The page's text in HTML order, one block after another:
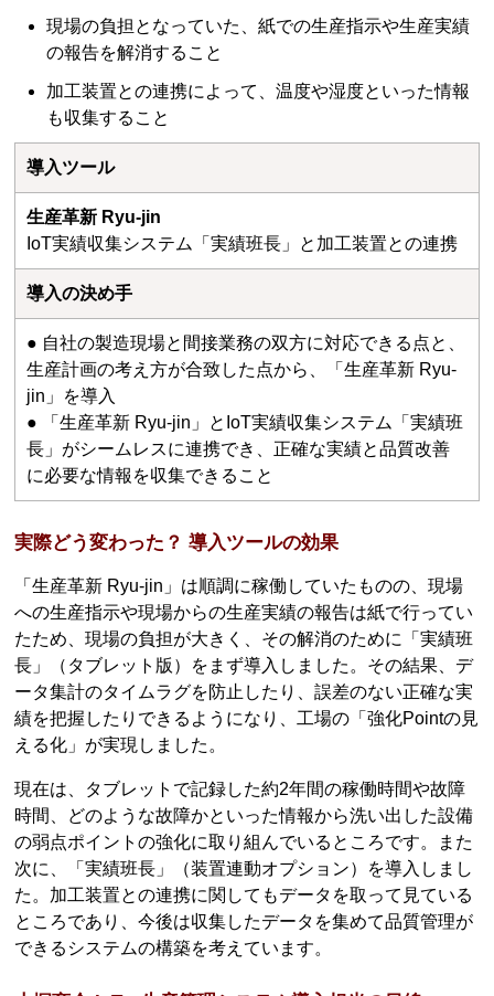
現場の負担となっていた、紙での生産指示や生産実績
の報告を解消すること
加工装置との連携によって、温度や湿度といった情報
も収集すること
導入ツール
生産革新 Ryu-jin
IoT実績収集システム「実績班長」と加工装置との連携
導入の決め手
● 自社の製造現場と間接業務の双方に対応できる点と、
生産計画の考え方が合致した点から、「生産革新 Ryu-
jin」を導入
● 「生産革新 Ryu-jin」とIoT実績収集システム「実績班
長」がシームレスに連携でき、正確な実績と品質改善
に必要な情報を収集できること
実際どう変わった？ 導入ツールの効果
「生産革新 Ryu-jin」は順調に稼働していたものの、現場
への生産指示や現場からの生産実績の報告は紙で行ってい
たため、現場の負担が大きく、その解消のために「実績班
長」（タブレット版）をまず導入しました。その結果、デ
ータ集計のタイムラグを防止したり、誤差のない正確な実
績を把握したりできるようになり、工場の「強化Pointの見
える化」が実現しました。
現在は、タブレットで記録した約2年間の稼働時間や故障
時間、どのような故障かといった情報から洗い出した設備
の弱点ポイントの強化に取り組んでいるところです。また
次に、「実績班長」（装置連動オプション）を導入しまし
た。加工装置との連携に関してもデータを取って見ている
ところであり、今後は収集したデータを集めて品質管理が
できるシステムの構築を考えています。